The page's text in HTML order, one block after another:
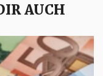
AUCH